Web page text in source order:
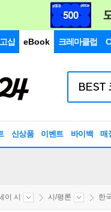
샵 eBook 크레마클럽
신상품 이벤트 바이백 매
이 시 시/평론 한